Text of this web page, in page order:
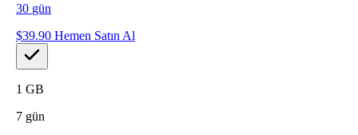
30 gün
$39.90 Hemen Satın Al
1 GB
7 gün